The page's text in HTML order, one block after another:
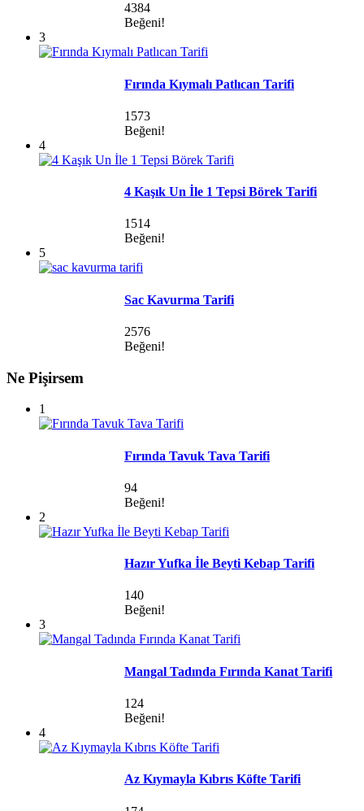
4384
Beğeni!
3
Fırında Kıymalı Patlıcan Tarifi
1573
Beğeni!
4
4 Kaşık Un İle 1 Tepsi Börek Tarifi
1514
Beğeni!
5
Sac Kavurma Tarifi
2576
Beğeni!
Ne Pişirsem
1
Fırında Tavuk Tava Tarifi
94
Beğeni!
2
Hazır Yufka İle Beyti Kebap Tarifi
140
Beğeni!
3
Mangal Tadında Fırında Kanat Tarifi
124
Beğeni!
4
Az Kıymayla Kıbrıs Köfte Tarifi